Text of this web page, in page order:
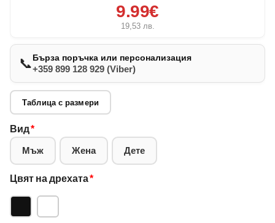
9.99€
19,53 лв.
📞Бърза поръчка или персонализация
+359 899 128 929 (Viber)
Таблица с размери
Вид*
Мъж Жена Дете
Цвят на дрехата*